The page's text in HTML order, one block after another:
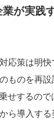
が実践
応策は明快
ものを再設
せするので
ら導入する